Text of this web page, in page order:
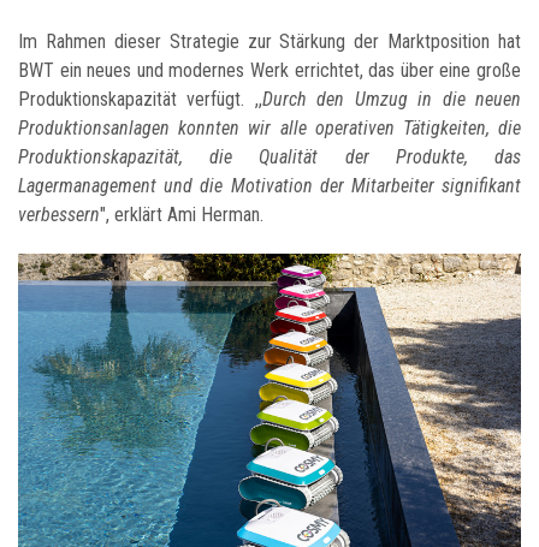
Im Rahmen dieser Strategie zur Stärkung der Marktposition hat
BWT ein neues und modernes Werk errichtet, das über eine große
Produktionskapazität verfügt. ,,Durch den Umzug in die neuen
Produktionsanlagen konnten wir alle operativen Tätigkeiten, die
Produktionskapazität, die Qualität der Produkte, das
Lagermanagement und die Motivation der Mitarbeiter signifikant
verbessern", erklärt Ami Herman.